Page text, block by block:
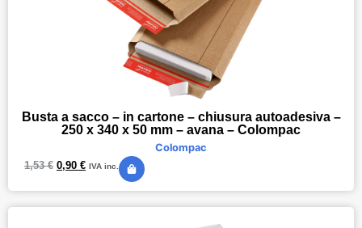
Busta a sacco – in cartone – chiusura autoadesiva –
250 x 340 x 50 mm – avana – Colompac
Colompac
1,53€ 0,90 € IVA inc.